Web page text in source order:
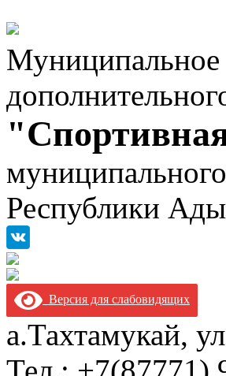
Республики
Версия для слабовидящих
а.Тахтамукай,